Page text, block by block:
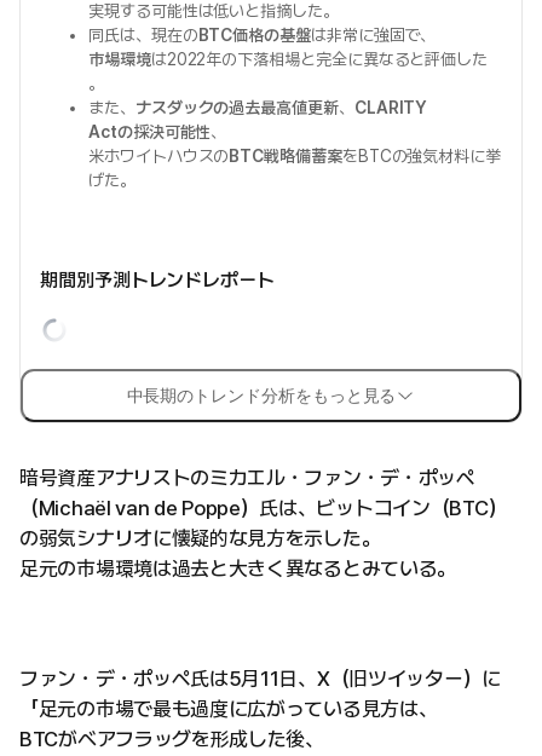
実現する可能性は低いと指摘した。
同氏は、現在のBTC価格の基盤は非常に強固で、
市場環境は2022年の下落相場と完全に異なると評価した
。
また、 ナスダックの過去最高値更新、 CLARITY
Actの採決可能性、
米ホワイトハウスのBTC戦略備蓄案をBTCの強気材料に挙
げた。
期間別予測トレンドレポート
中長期のトレンド分析をもっと見る
暗号資産アナリストのミカエル・ファン・デ・ポッペ
（Michaël van de Poppe）氏は、ビットコイン（BTC）
の弱気シナリオに懐疑的な見方を示した。
足元の市場環境は過去と大きく異なるとみている。
ファン・デ・ポッペ氏は5月11日、X（旧ツイッター）に
「足元の市場で最も過度に広がっている見方は、
BTCがベアフラッグを形成した後、